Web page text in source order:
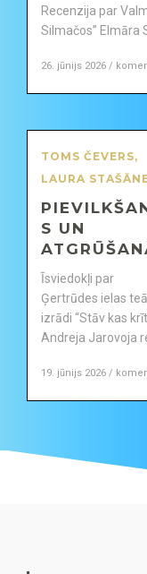
Recenzija par
Silmačos” Elmāra
26. jūnijs 2026 /
TOMS ČEVERS,
LAURA
S UN
Īsviedokļi par
Ģertrūdes ielas
izrādi “Stāv kas
Andreja Jarovoja
19. jūnijs 2026 /